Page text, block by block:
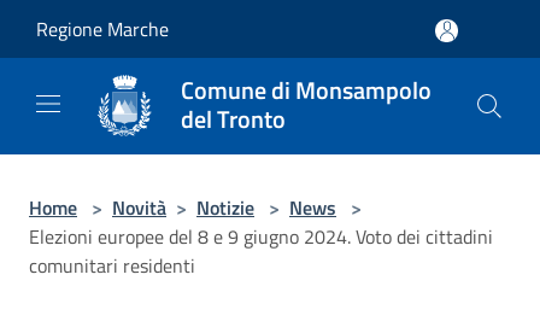
Regione Marche
Comune di Monsampolo
del Tronto
Home > Novità > Notizie > News >
Elezioni europee del 8 e 9 giugno 2024. Voto dei cittadini
comunitari residenti